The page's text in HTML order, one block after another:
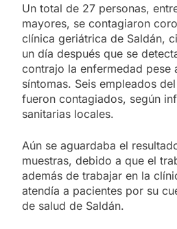
Un total de 27 personas,
mayores, se contagiaron
clínica geriátrica de Saldán,
un día después que se
contrajo la enfermedad pese
síntomas. Seis empleados
fueron contagiados, según
sanitarias locales.
Aún se aguardaba el
muestras, debido a que el
además de trabajar en la
atendía a pacientes por su
de salud de Saldán.